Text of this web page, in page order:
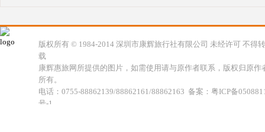
版权所有 © 1984-2014 深圳市康辉旅行社有限公司 未经许可 不得转
载
康辉惠旅网所提供的图片，如需使用请与原作者联系，版权归原作
所有。
电话：0755-88862139/88862161/88862163 备案：粤ICP备
号-1